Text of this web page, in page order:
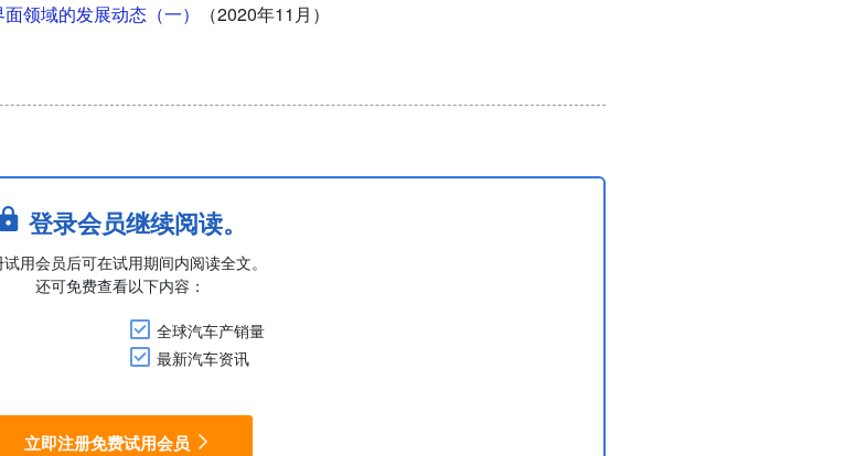
领域的发展动态（一）
（2020年11月）
登录会员继续阅读。
用会员后可在试用期间内阅读全文。
还可免费查看以下内容：
全球汽车产销量
最新汽车资讯
立即注册免费试用会员